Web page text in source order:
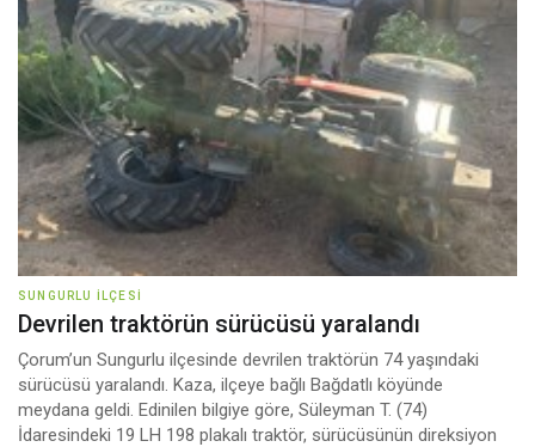
SUNGURLU İLÇESI
Devrilen traktörün sürücüsü yaralandı
Çorum’un Sungurlu ilçesinde devrilen traktörün 74 yaşındaki
sürücüsü yaralandı. Kaza, ilçeye bağlı Bağdatlı köyünde
meydana geldi. Edinilen bilgiye göre, Süleyman T. (74)
İdaresindeki 19 LH 198 plakalı traktör, sürücüsünün direksiyon